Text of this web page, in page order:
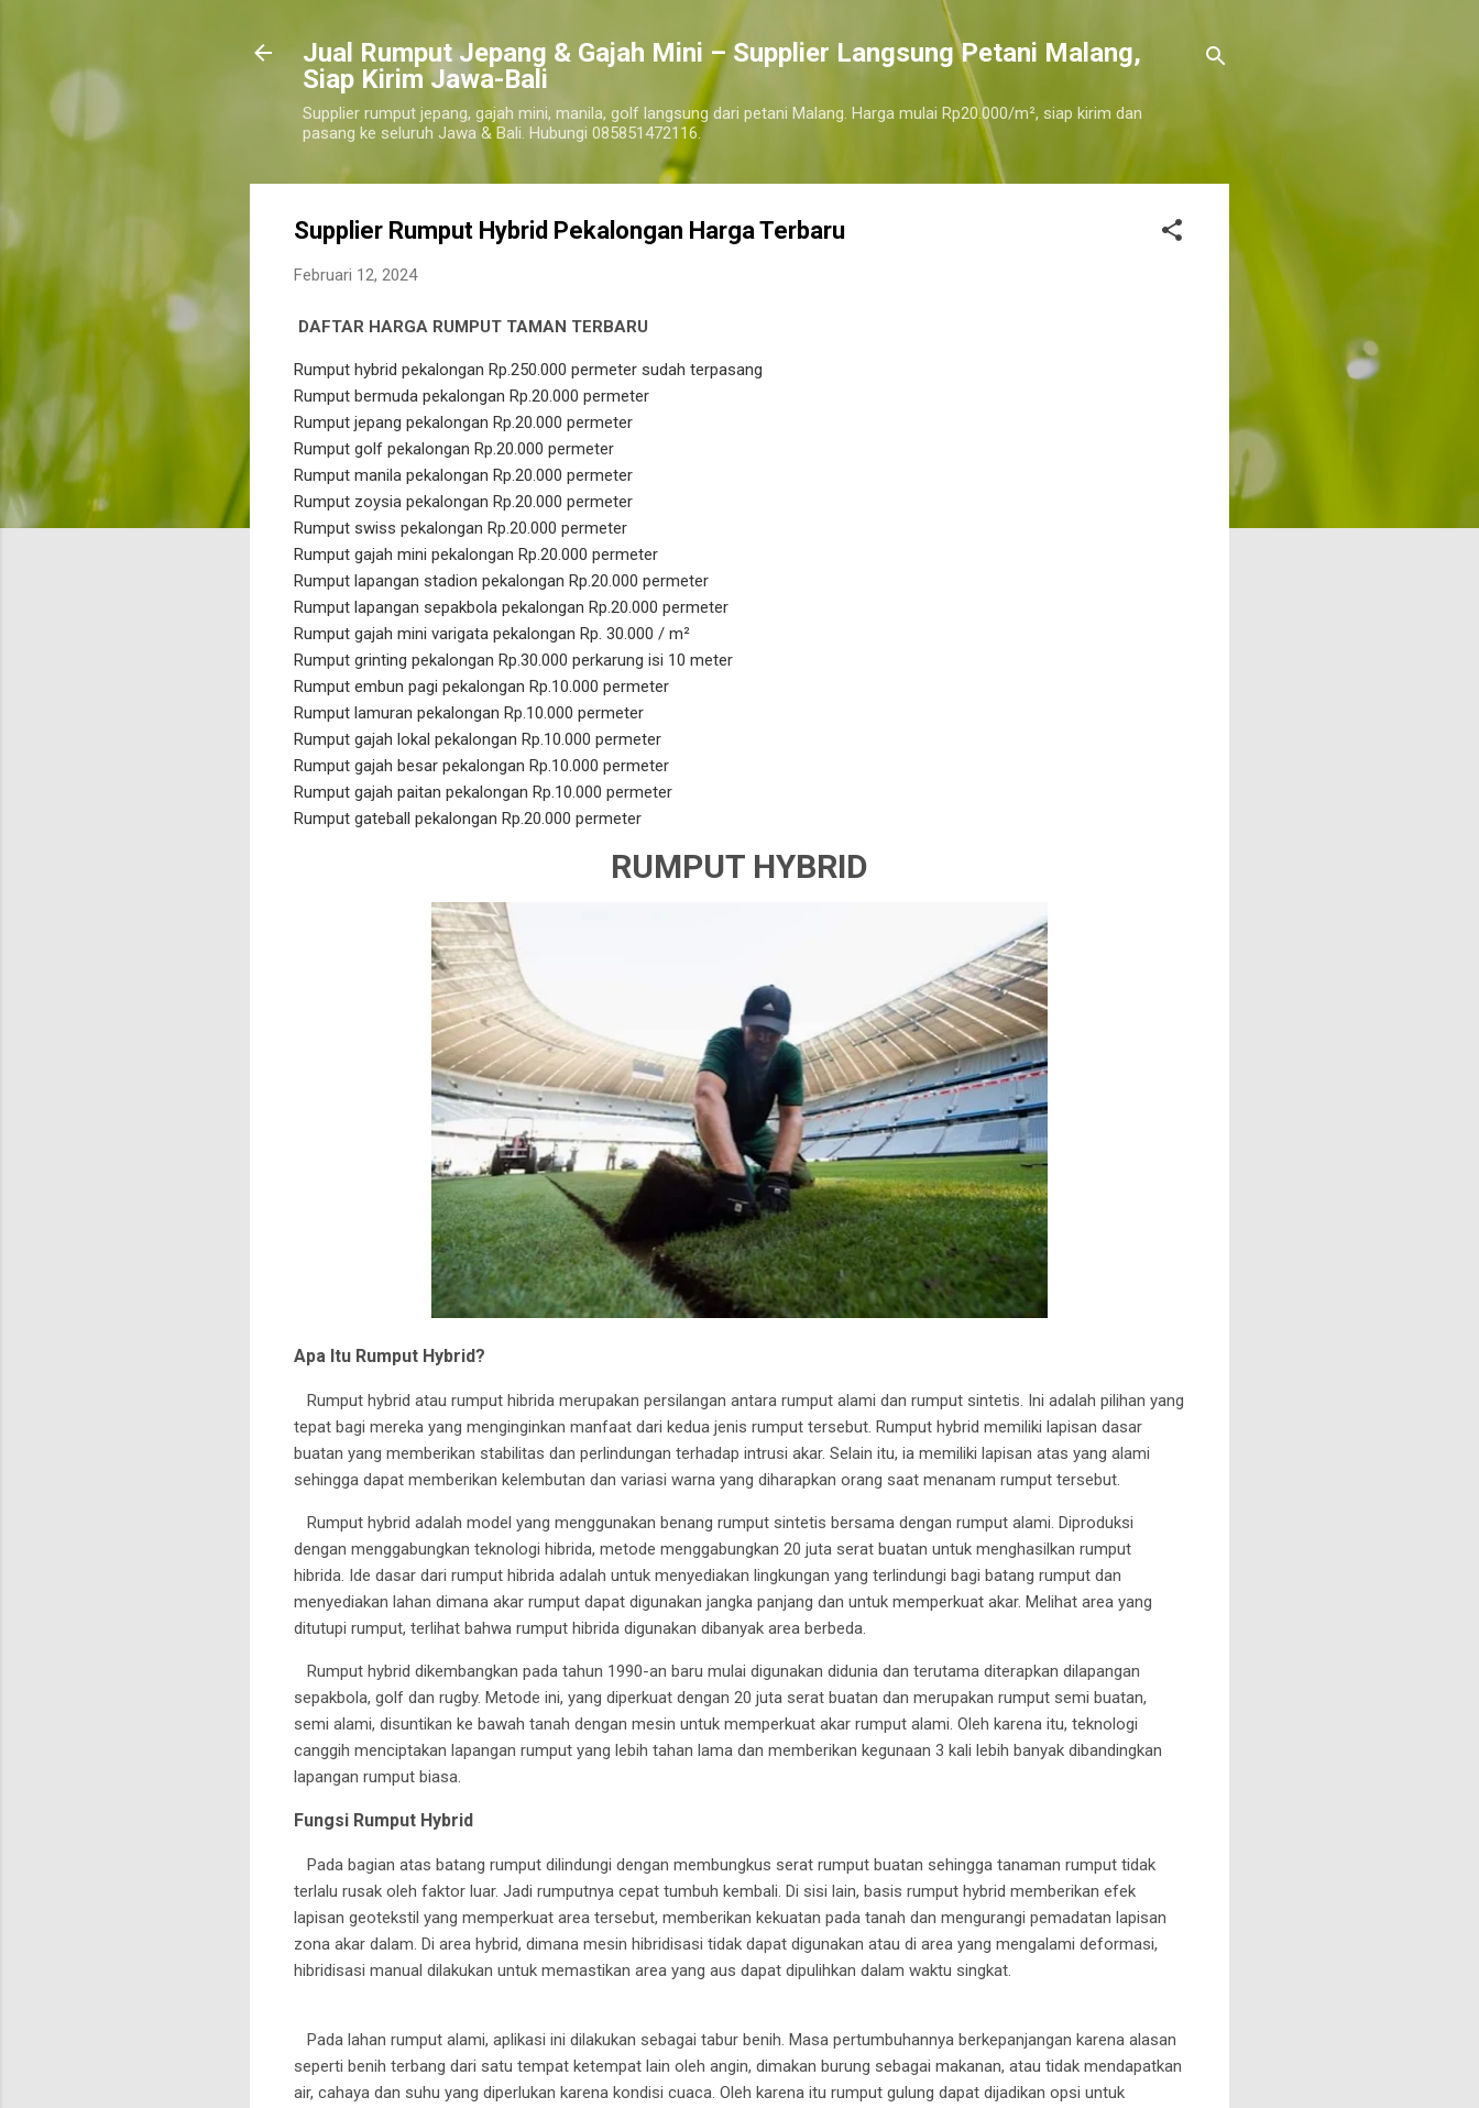
Langsung ke konten utama
​Jual Rumput Jepang & Gajah Mini – Supplier Langsung Petani Malang,
Siap Kirim Jawa-Bali
Supplier rumput jepang, gajah mini, manila, golf langsung dari petani Malang. Harga mulai Rp20.000/m², siap kirim dan
pasang ke seluruh Jawa & Bali. Hubungi 085851472116.
Supplier Rumput Hybrid Pekalongan Harga Terbaru
Februari 12, 2024
DAFTAR HARGA RUMPUT TAMAN TERBARU
Rumput hybrid pekalongan Rp.250.000 permeter sudah terpasang
Rumput bermuda pekalongan Rp.20.000 permeter
Rumput jepang pekalongan Rp.20.000 permeter
Rumput golf pekalongan Rp.20.000 permeter
Rumput manila pekalongan Rp.20.000 permeter
Rumput zoysia pekalongan Rp.20.000 permeter
Rumput swiss pekalongan Rp.20.000 permeter
Rumput gajah mini pekalongan Rp.20.000 permeter
Rumput lapangan stadion pekalongan Rp.20.000 permeter
Rumput lapangan sepakbola pekalongan Rp.20.000 permeter
Rumput gajah mini varigata pekalongan Rp. 30.000 / m²
Rumput grinting pekalongan Rp.30.000 perkarung isi 10 meter
Rumput embun pagi pekalongan Rp.10.000 permeter
Rumput lamuran pekalongan Rp.10.000 permeter
Rumput gajah lokal pekalongan Rp.10.000 permeter
Rumput gajah besar pekalongan Rp.10.000 permeter
Rumput gajah paitan pekalongan Rp.10.000 permeter
Rumput gateball pekalongan Rp.20.000 permeter
RUMPUT HYBRID
Apa Itu Rumput Hybrid?
Rumput hybrid atau rumput hibrida merupakan persilangan antara rumput alami dan rumput sintetis. Ini adalah pilihan yang
tepat bagi mereka yang menginginkan manfaat dari kedua jenis rumput tersebut. Rumput hybrid memiliki lapisan dasar
buatan yang memberikan stabilitas dan perlindungan terhadap intrusi akar. Selain itu, ia memiliki lapisan atas yang alami
sehingga dapat memberikan kelembutan dan variasi warna yang diharapkan orang saat menanam rumput tersebut.
Rumput hybrid adalah model yang menggunakan benang rumput sintetis bersama dengan rumput alami. Diproduksi
dengan menggabungkan teknologi hibrida, metode menggabungkan 20 juta serat buatan untuk menghasilkan rumput
hibrida. Ide dasar dari rumput hibrida adalah untuk menyediakan lingkungan yang terlindungi bagi batang rumput dan
menyediakan lahan dimana akar rumput dapat digunakan jangka panjang dan untuk memperkuat akar. Melihat area yang
ditutupi rumput, terlihat bahwa rumput hibrida digunakan dibanyak area berbeda.
Rumput hybrid dikembangkan pada tahun 1990-an baru mulai digunakan didunia dan terutama diterapkan dilapangan
sepakbola, golf dan rugby. Metode ini, yang diperkuat dengan 20 juta serat buatan dan merupakan rumput semi buatan,
semi alami, disuntikan ke bawah tanah dengan mesin untuk memperkuat akar rumput alami. Oleh karena itu, teknologi
canggih menciptakan lapangan rumput yang lebih tahan lama dan memberikan kegunaan 3 kali lebih banyak dibandingkan
lapangan rumput biasa.
Fungsi Rumput Hybrid
Pada bagian atas batang rumput dilindungi dengan membungkus serat rumput buatan sehingga tanaman rumput tidak
terlalu rusak oleh faktor luar. Jadi rumputnya cepat tumbuh kembali. Di sisi lain, basis rumput hybrid memberikan efek
lapisan geotekstil yang memperkuat area tersebut, memberikan kekuatan pada tanah dan mengurangi pemadatan lapisan
zona akar dalam. Di area hybrid, dimana mesin hibridisasi tidak dapat digunakan atau di area yang mengalami deformasi,
hibridisasi manual dilakukan untuk memastikan area yang aus dapat dipulihkan dalam waktu singkat.
Pada lahan rumput alami, aplikasi ini dilakukan sebagai tabur benih. Masa pertumbuhannya berkepanjangan karena alasan
seperti benih terbang dari satu tempat ketempat lain oleh angin, dimakan burung sebagai makanan, atau tidak mendapatkan
air, cahaya dan suhu yang diperlukan karena kondisi cuaca. Oleh karena itu rumput gulung dapat dijadikan opsi untuk